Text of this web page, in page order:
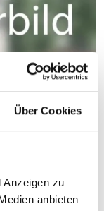
Über Cookies
Anzeigen zu
anbieten